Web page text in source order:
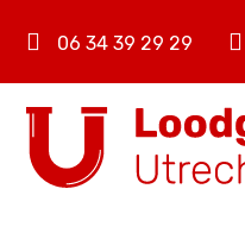
06 34 39 29 29